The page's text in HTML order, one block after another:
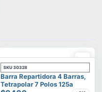
SKU 30328
Barra Repartidora 4 Barras,
Tetrapolar 7 Polos 125a